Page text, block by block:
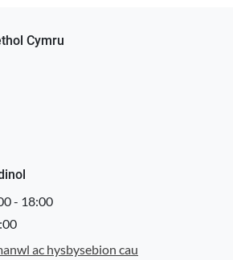
Cymru
- 18:00
ac hysbysebion cau